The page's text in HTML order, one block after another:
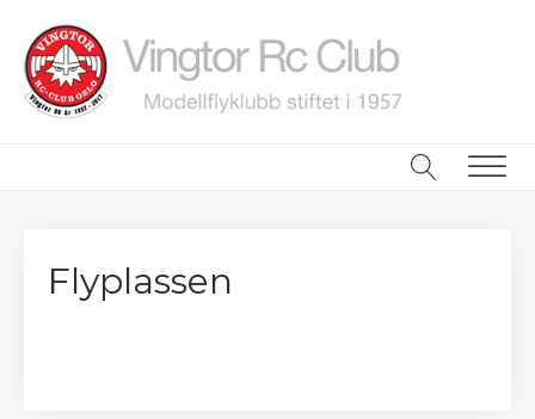
Flyplassen